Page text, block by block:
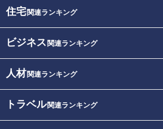
住宅関連ランキング
ビジネス 関連ランキング
人材関連ランキング
トラベル関連ランキング